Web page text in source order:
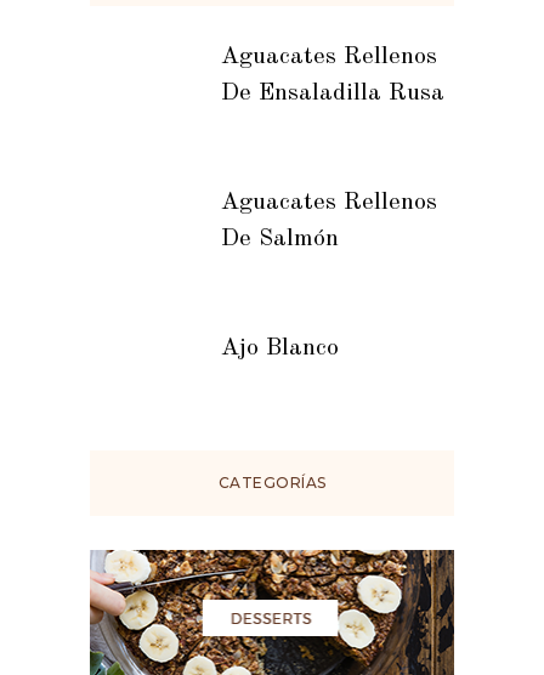
Aguacates Rellenos
De Ensaladilla Rusa
Aguacates Rellenos
De Salmón
Ajo Blanco
CATEGORÍAS